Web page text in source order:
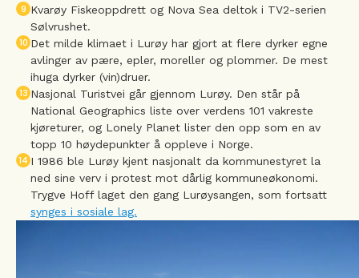
9 Kvarøy Fiskeoppdrett og Nova Sea deltok i TV2-serien
Sølvrushet.
10 Det milde klimaet i Lurøy har gjort at flere dyrker egne
avlinger av pære, epler, moreller og plommer. De mest
ihuga dyrker (vin)druer.
13 Nasjonal Turistvei går gjennom Lurøy. Den står på
National Geographics liste over verdens 101 vakreste
kjøreturer, og Lonely Planet lister den opp som en av
topp 10 høydepunkter å oppleve i Norge.
14 I 1986 ble Lurøy kjent nasjonalt da kommunestyret la
ned sine verv i protest mot dårlig kommuneøkonomi.
Trygve Hoff laget den gang Lurøysangen, som fortsatt
synges i sosiale lag.